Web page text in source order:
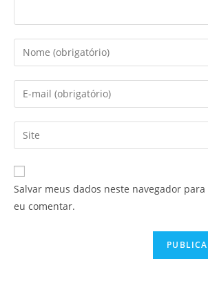
Salvar meus dados neste navegador
eu comentar.